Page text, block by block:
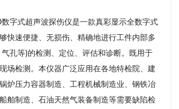
字式超声波探伤仪是一款真彩显示全数字式
快速便捷、无损伤、精确地进行工件内部多
孔等)的检测、定位、评估和诊断。既用于
场检测。本仪器广泛应用在各地特检院、建
炉压力容器制造、工程机械制造业、钢铁冶
舶制造、石油天然气装备制造等需要缺陷检